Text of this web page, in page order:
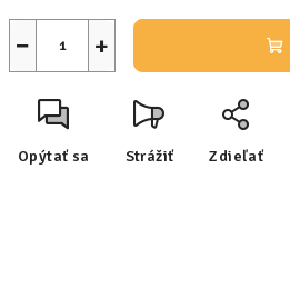
+
−
Opýtať sa Strážiť Zdieľať